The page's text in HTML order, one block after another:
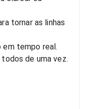
tornar as linhas
tempo real.
de uma vez.